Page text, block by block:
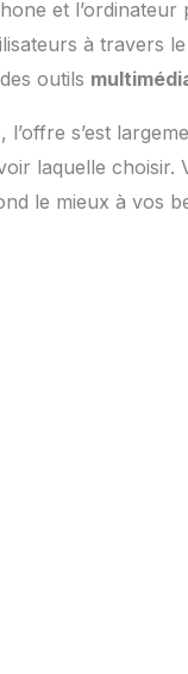
et l’ordinateur
à travers
outils
l’offre s’est
laquelle
le mieux à vos